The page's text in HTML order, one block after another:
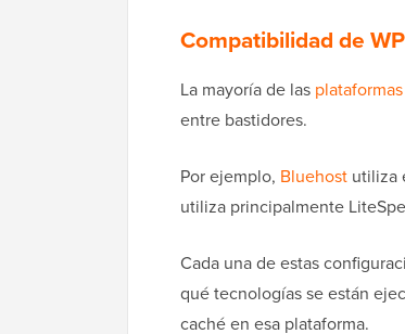
Compatibilidad de
La mayoría de las
entre bastidores.
Por ejemplo, Bluehost utiliza
utiliza principalmente
Cada una de estas
qué tecnologías se están
caché en esa plataforma.